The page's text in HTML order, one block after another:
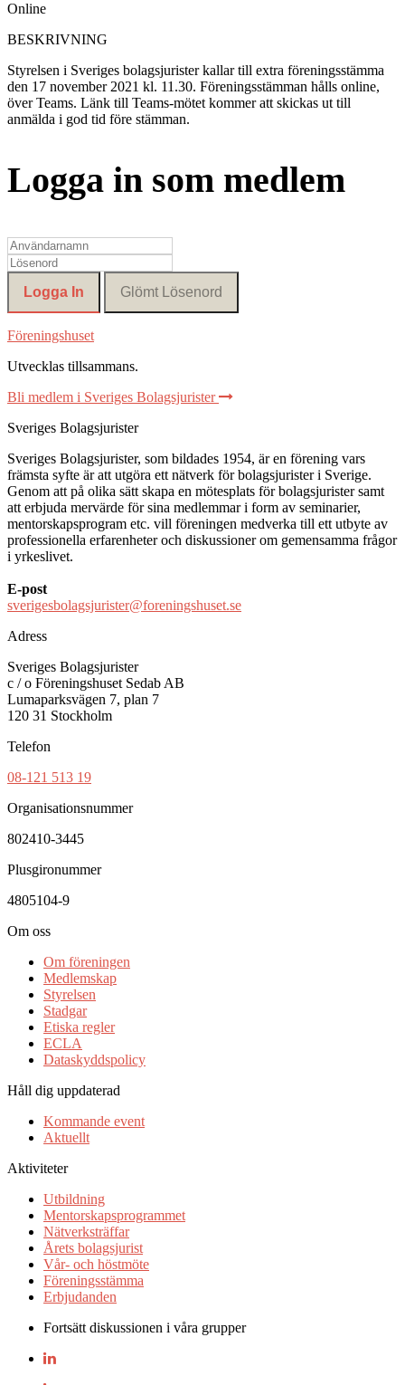
Online
BESKRIVNING
Styrelsen i Sveriges bolagsjurister kallar till extra föreningsstämma
den 17 november 2021 kl. 11.30. Föreningsstämman hålls online,
över Teams. Länk till Teams-mötet kommer att skickas ut till
anmälda i god tid före stämman.
Logga in som medlem
Föreningshuset
Utvecklas tillsammans.
Bli medlem i Sveriges Bolagsjurister
Sveriges Bolagsjurister
Sveriges Bolagsjurister, som bildades 1954, är en förening vars
främsta syfte är att utgöra ett nätverk för bolagsjurister i Sverige.
Genom att på olika sätt skapa en mötesplats för bolagsjurister samt
att erbjuda mervärde för sina medlemmar i form av seminarier,
mentorskapsprogram etc. vill föreningen medverka till ett utbyte av
professionella erfarenheter och diskussioner om gemensamma frågor
i yrkeslivet.
E-post
sverigesbolagsjurister@foreningshuset.se
Adress
Sveriges Bolagsjurister
c / o Föreningshuset Sedab AB
Lumaparksvägen 7, plan 7
120 31 Stockholm
Telefon
08-121 513 19
Organisationsnummer
802410-3445
Plusgironummer
4805104-9
Om oss
Om föreningen
Medlemskap
Styrelsen
Stadgar
Etiska regler
ECLA
Dataskyddspolicy
Håll dig uppdaterad
Kommande event
Aktuellt
Aktiviteter
Utbildning
Mentorskapsprogrammet
Nätverksträffar
Årets bolagsjurist
Vår- och höstmöte
Föreningsstämma
Erbjudanden
Fortsätt diskussionen i våra grupper